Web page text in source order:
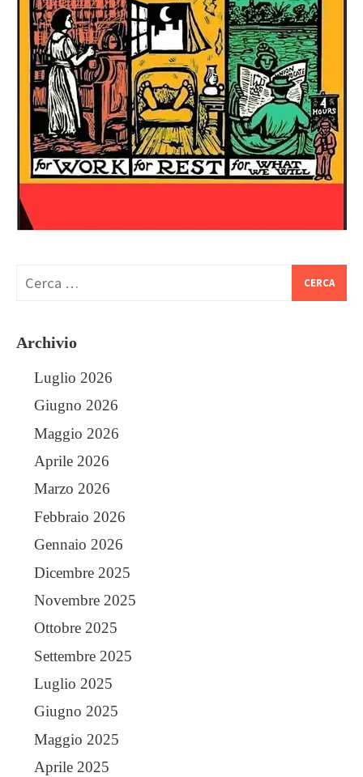
Archivio
Luglio 2026
Giugno 2026
Maggio 2026
Aprile 2026
Marzo 2026
Febbraio 2026
Gennaio 2026
Dicembre 2025
Novembre 2025
Ottobre 2025
Settembre 2025
Luglio 2025
Giugno 2025
Maggio 2025
Aprile 2025